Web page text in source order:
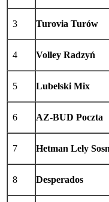
3 Turovia Turów
4 Volley Radzyń
5 Lubelski Mix
6 AZ-BUD Poczta
7 Hetman Lely
8 Desperados